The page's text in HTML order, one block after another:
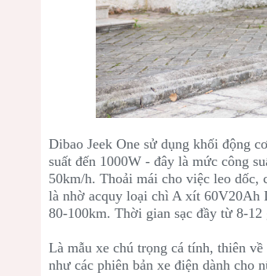
Dibao Jeek One sử dụng khối động
suất đến 1000W - đây là mức công
50km/h. Thoải mái cho việc leo
là nhờ acquy loại chì A xít 60V20Ah
80-100km. Thời gian sạc đầy từ 8-12
Là mẫu xe chú trọng cá tính, thiên
như các phiên bản xe điện dành cho